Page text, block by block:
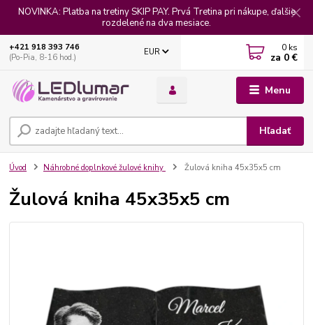
NOVINKA: Platba na tretiny SKIP PAY. Prvá Tretina pri nákupe, ďalšie
rozdelené na dva mesiace.
Menu
EUR
Hľadať
+421 918 393 746
(Po-Pia, 8-16 hod.)
0 ks
za 0 €
Úvod Náhrobné doplnkové žulové knihy Žulová kniha 45x35x5 cm
Žulová kniha 45x35x5 cm